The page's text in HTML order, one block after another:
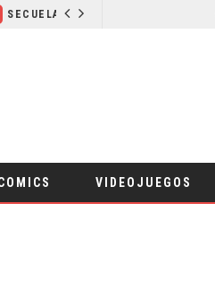
VIDEOJUEGOS